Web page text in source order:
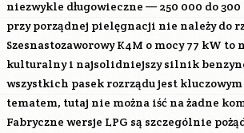
niezwykle długowieczne — 250 000 do
przy porządnej pielęgnacji nie należy do
SzesnastozaworowyK4M o mocy 77 kW to
kulturalny i najsolidniejszy silnik
wszystkich pasek rozrządu jest
tematem, tutaj nie można iść na żadne
Fabryczne wersje LPG są szczególnie